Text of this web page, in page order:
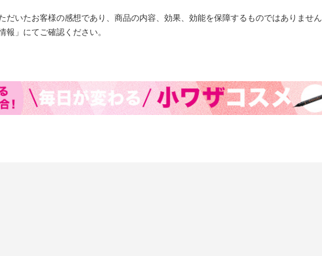
だいたお客様の感想であり、商品の内容、効果、効能を保障するものではありません
報」にてご確認ください。